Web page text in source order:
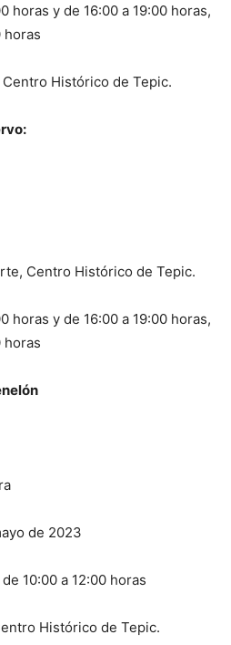
horas y de 16:00 a 19:00 horas,
horas
Histórico de Tepic.
Centro Histórico de Tepic.
horas y de 16:00 a 19:00 horas,
horas
de 2023
10:00 a 12:00 horas
Histórico de Tepic.